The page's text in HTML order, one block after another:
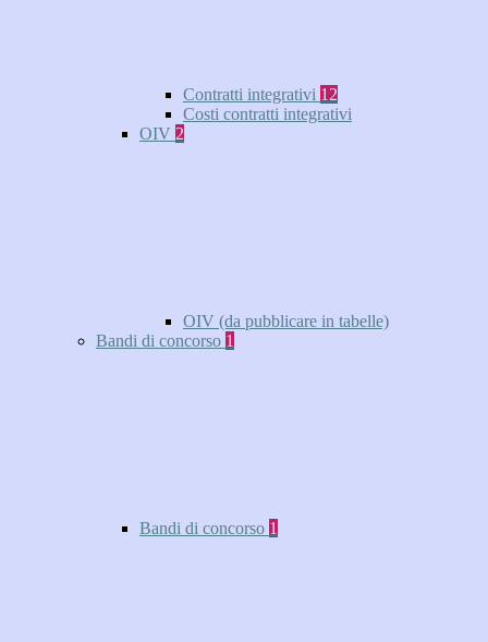
Contratti integrativi 12
Costi contratti integrativi
OIV 2
OIV (da pubblicare in tabelle)
Bandi di concorso 1
Bandi di concorso 1